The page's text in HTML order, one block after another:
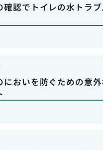
確認でトイレの水トラブ
においを防ぐための意外